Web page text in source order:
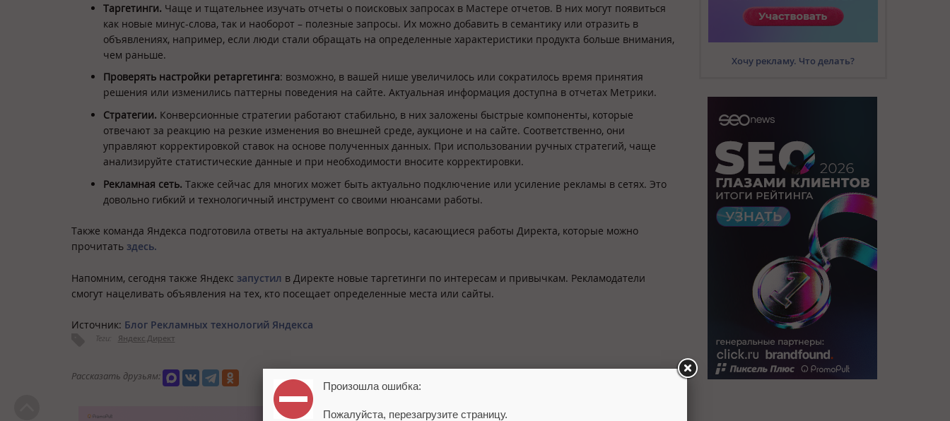
Таргетинги. Чаще и тщательнее изучать отчеты о поисковых запросах в Мастере отчетов. В них могут появиться
как новые минус-слова, так и наоборот – полезные запросы. Их можно добавить в семантику или отразить в
объявлениях, например, если люди стали обращать на определенные характеристики продукта больше внимания,
чем раньше.
Проверять настройки ретаргетинга: возможно, в вашей нише увеличилось или сократилось время принятия
решения или изменились паттерны поведения на сайте. Актуальная информация доступна в отчетах Метрики.
Стратегии. Конверсионные стратегии работают стабильно, в них заложены быстрые компоненты, которые
отвечают за реакцию на резкие изменения во внешней среде, аукционе и на сайте. Соответственно, они
управляют корректировкой ставок на основе полученных данных. При использовании ручных стратегий, чаще
анализируйте статистические данные и при необходимости вносите корректировки.
Рекламная сеть. Также сейчас для многих может быть актуально подключение или усиление рекламы в сетях. Это
довольно гибкий и технологичный инструмент со своими нюансами работы.
Также команда Яндекса подготовила ответы на актуальные вопросы, касающиеся работы Директа, которые можно
прочитать здесь.
Напомним, сегодня также Яндекс запустил в Директе новые таргетинги по интересам и привычкам. Рекламодатели
смогут нацеливать объявления на тех, кто посещает определенные места или сайты.
Источник: Блог Рекламных технологий Яндекса
Теги: Яндекс.Директ
Рассказать друзьям:
Хочу рекламу. Что делать?
Произошла ошибка:
Пожалуйста, перезагрузите страницу.